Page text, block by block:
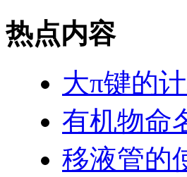
热点内容
大π键的
有机物命
移液管的